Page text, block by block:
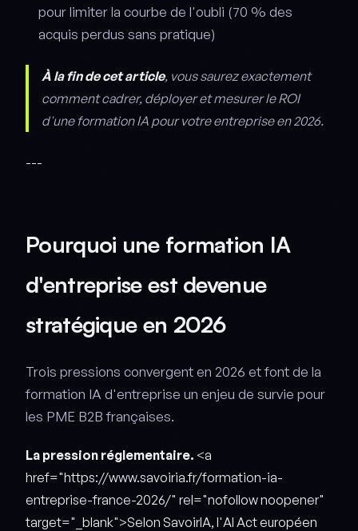
pour limiter la courbe de l'oubli (70 % des
acquis perdus sans pratique)
À la fin de cet article, vous saurez exactement
comment cadrer, déployer et mesurer le ROI
d'une formation IA pour votre entreprise en 2026.
---
Pourquoi une formation IA
d'entreprise est devenue
stratégique en 2026
Trois pressions convergent en 2026 et font de la
formation IA d'entreprise un enjeu de survie pour
les PME B2B françaises.
La pression réglementaire. <a
href="https://www.savoiria.fr/formation-ia-
entreprise-france-2026/" rel="nofollow noopener"
target="_blank">Selon SavoirIA, l'AI Act européen